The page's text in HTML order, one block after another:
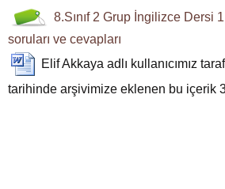
8.Sınıf 2 Grup İngilizce Dersi
soruları ve cevapları
Elif Akkaya adlı kullanıcımız
tarihinde arşivimize eklenen bu içerik